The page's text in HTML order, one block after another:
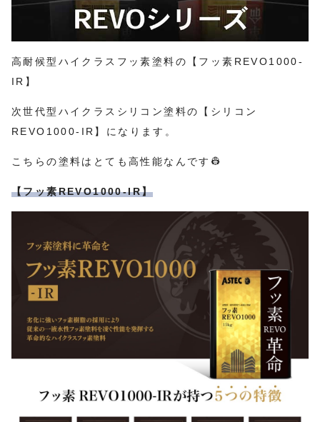
高耐候型ハイクラスフッ素塗料の【フッ素REVO1000-
IR】
次世代型ハイクラスシリコン塗料の【シリコン
REVO1000-IR】になります。
こちらの塗料はとても高性能なんです👷
【フッ素REVO1000-IR】